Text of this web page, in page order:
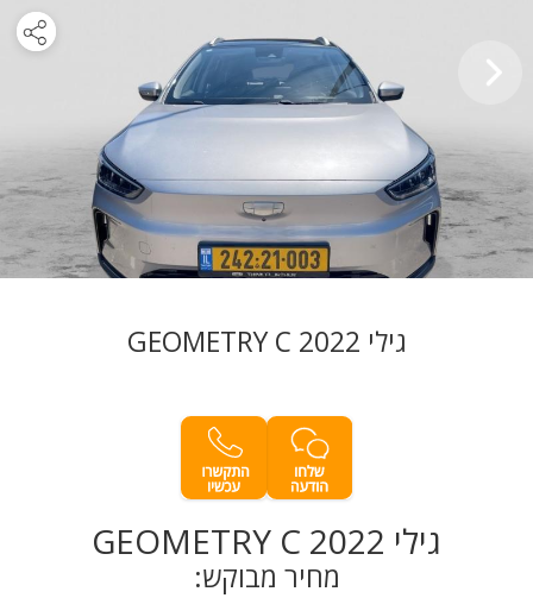
גילי GEOMETRY C 2022
גילי GEOMETRY C 2022
מחיר מבוקש: